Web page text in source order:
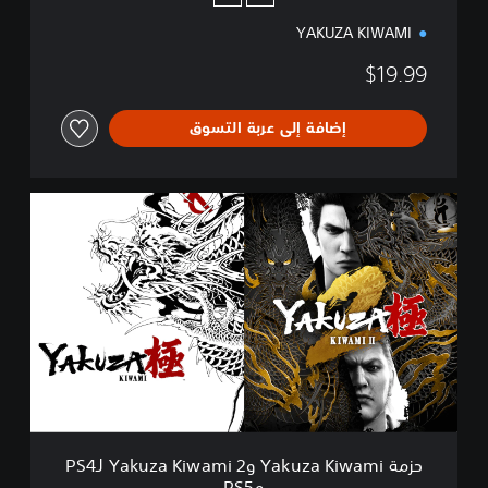
YAKUZA KIWAMI
$19.99
إضافة إلى عربة التسوق
ح
ز
م
ة
Y
a
k
u
z
a
K
i
حزمة Yakuza Kiwami وYakuza Kiwami 2 لـPS4